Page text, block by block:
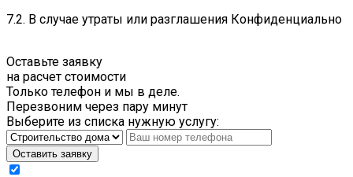
7.2. В случае утраты или разглашения Конфиденциально
Оставьте заявку
на расчет стоимости
Только телефон и мы в деле.
Перезвоним через пару минут
Выберите из списка нужную услугу:
Оставить заявку